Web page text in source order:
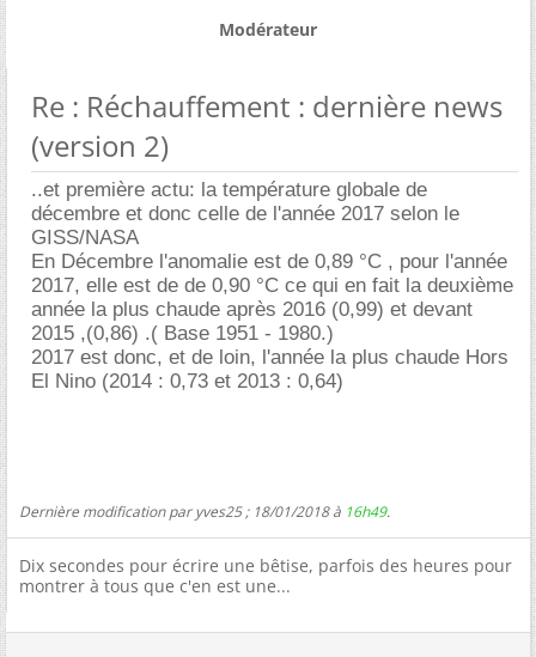
Modérateur
Re : Réchauffement : dernière news
(version 2)
..et première actu: la température globale de
décembre et donc celle de l'année 2017 selon le
GISS/NASA
En Décembre l'anomalie est de 0,89 °C , pour l'année
2017, elle est de de 0,90 °C ce qui en fait la deuxième
année la plus chaude après 2016 (0,99) et devant
2015 ,(0,86) .( Base 1951 - 1980.)
2017 est donc, et de loin, l'année la plus chaude Hors
El Nino (2014 : 0,73 et 2013 : 0,64)
Dernière modification par yves25 ; 18/01/2018 à 16h49.
Dix secondes pour écrire une bêtise, parfois des heures pour
montrer à tous que c'en est une...